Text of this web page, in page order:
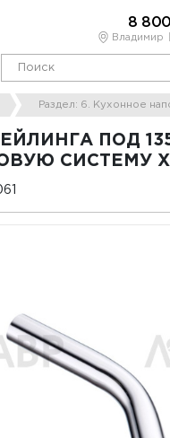
Владимир
8
Раздел: 6. Кухонное
ПОД
СИСТЕМУ